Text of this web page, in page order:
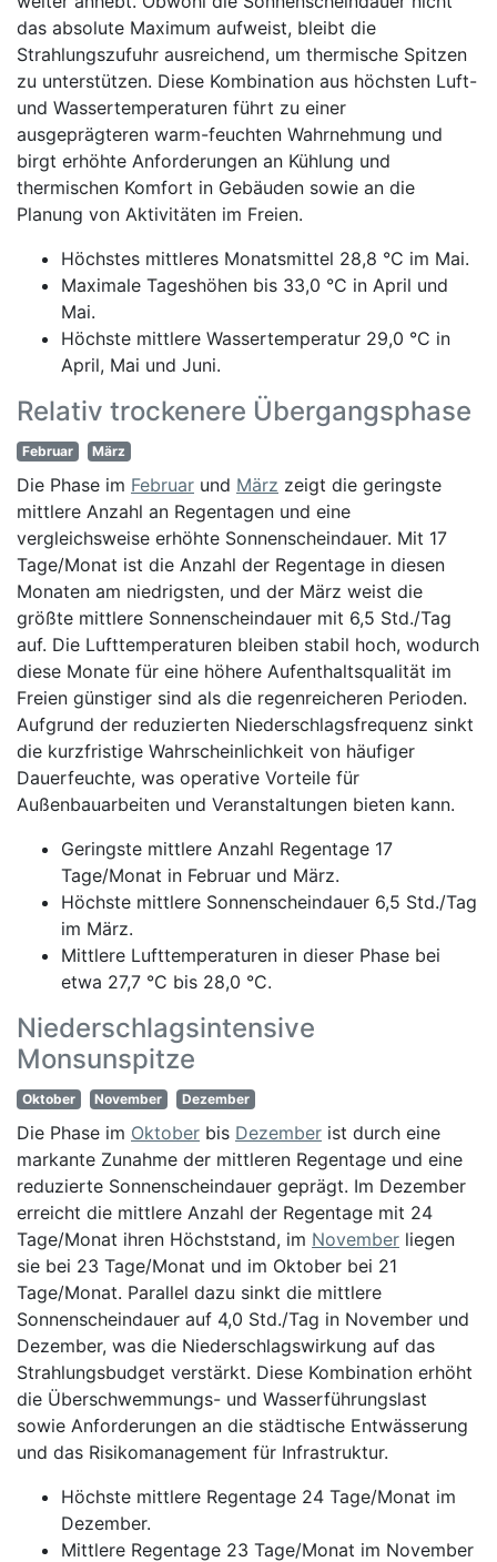
das absolute Maximum aufweist, bleibt die
Strahlungszufuhr ausreichend, um thermische Spitzen
zu unterstützen. Diese Kombination aus höchsten Luft-
und Wassertemperaturen führt zu einer
ausgeprägteren warm-feuchten Wahrnehmung und
birgt erhöhte Anforderungen an Kühlung und
thermischen Komfort in Gebäuden sowie an die
Planung von Aktivitäten im Freien.
Höchstes mittleres Monatsmittel 28,8 °C im Mai.
Maximale Tageshöhen bis 33,0 °C in April und
Mai.
Höchste mittlere Wassertemperatur 29,0 °C in
April, Mai und Juni.
Relativ trockenere Übergangsphase
Februar März
Die Phase im Februar und März zeigt die geringste
mittlere Anzahl an Regentagen und eine
vergleichsweise erhöhte Sonnenscheindauer. Mit 17
Tage/Monat ist die Anzahl der Regentage in diesen
Monaten am niedrigsten, und der März weist die
größte mittlere Sonnenscheindauer mit 6,5 Std./Tag
auf. Die Lufttemperaturen bleiben stabil hoch, wodurch
diese Monate für eine höhere Aufenthaltsqualität im
Freien günstiger sind als die regenreicheren Perioden.
Aufgrund der reduzierten Niederschlagsfrequenz sinkt
die kurzfristige Wahrscheinlichkeit von häufiger
Dauerfeuchte, was operative Vorteile für
Außenbauarbeiten und Veranstaltungen bieten kann.
Geringste mittlere Anzahl Regentage 17
Tage/Monat in Februar und März.
Höchste mittlere Sonnenscheindauer 6,5 Std./Tag
im März.
Mittlere Lufttemperaturen in dieser Phase bei
etwa 27,7 °C bis 28,0 °C.
Niederschlagsintensive
Monsunspitze
Oktober November Dezember
Die Phase im Oktober bis Dezember ist durch eine
markante Zunahme der mittleren Regentage und eine
reduzierte Sonnenscheindauer geprägt. Im Dezember
erreicht die mittlere Anzahl der Regentage mit 24
Tage/Monat ihren Höchststand, im November liegen
sie bei 23 Tage/Monat und im Oktober bei 21
Tage/Monat. Parallel dazu sinkt die mittlere
Sonnenscheindauer auf 4,0 Std./Tag in November und
Dezember, was die Niederschlagswirkung auf das
Strahlungsbudget verstärkt. Diese Kombination erhöht
die Überschwemmungs- und Wasserführungslast
sowie Anforderungen an die städtische Entwässerung
und das Risikomanagement für Infrastruktur.
Höchste mittlere Regentage 24 Tage/Monat im
Dezember.
Mittlere Regentage 23 Tage/Monat im November